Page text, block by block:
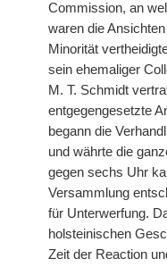
Commission, an
waren die
Minorität
sein ehemaliger
M. T. Schmidt
entgegengesetzte
begann die
und währte die
gegen sechs Uhr
Versammlung
für Unterwerfung.
holsteinischen
Zeit der Reaction